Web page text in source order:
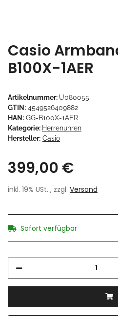
Casio
B100X-1AER
Artikelnummer: U080055
GTIN: 4549526409882
HAN: GG-B100X-1AER
Kategorie: Herrenuhren
Hersteller: Casio
399,00 €
inkl. 19% USt. , zzgl. Versand
Sofort verfügbar